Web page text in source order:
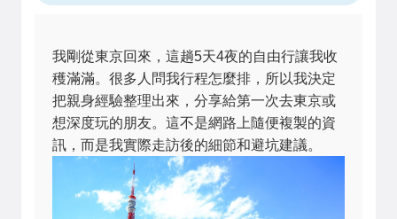
我剛從東京回來，這趟5天4夜的自由行讓我收
穫滿滿。很多人問我行程怎麼排，所以我決定
把親身經驗整理出來，分享給第一次去東京或
想深度玩的朋友。這不是網路上隨便複製的資
訊，而是我實際走訪後的細節和避坑建議。